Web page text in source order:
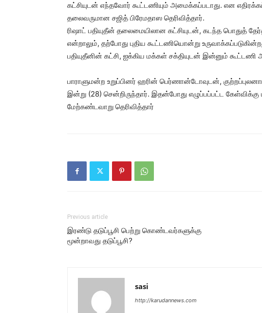
கட்சியுடன் எந்தவோர் கூட்டணியும் அமைக்கப்படாது. என
தலைவருமான சஜித் பிரேமதாஸ தெரிவித்தார்.
ரிஷாட் பதியுதீன் தலைமையிலான கட்சியுடன், கடந்த பொதுத்
என்றாலும், தற்போது புதிய கூட்டணியொன்று
பதியுதீனின் கட்சி, ஐக்கிய மக்கள் சக்தியுடன் இன்னும்
பாராளுமன்ற உறுப்பினர் ஹரின் பெர்ணான்டோவுடன்,
இன்று (28) சென்றிருந்தார். இதன்போது எழுப்பப்பட்ட
மேற்கண்டவாறு தெரிவித்தார்
Previous article
இரண்டு தடுப்பூசி பெற்று கொண்டவர்களுக்கு
மூன்றாவது தடுப்பூசி?
sasi
http://karudannews.com